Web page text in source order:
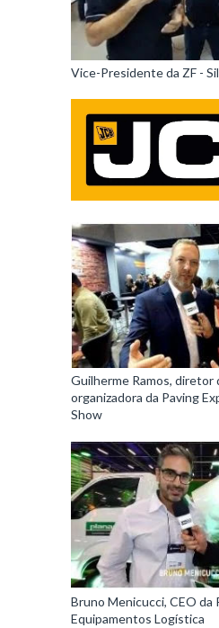
Vice-Presidente da ZF -
Guilherme Ramos, diretor
organizadora da Paving
Show
Bruno Menicucci, CEO da
Equipamentos Logística